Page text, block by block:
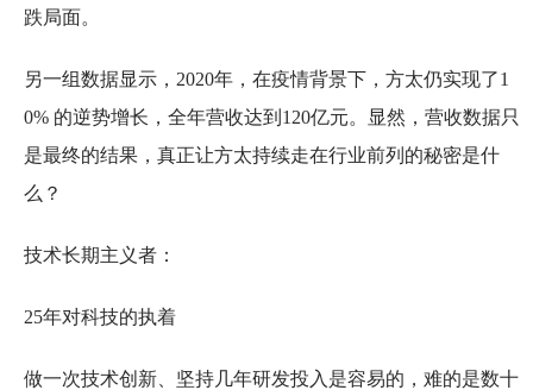
跌局面。
另一组数据显示，2020年，在疫情背景下，方太仍实现了1
0% 的逆势增长，全年营收达到120亿元。显然，营收数据只
是最终的结果，真正让方太持续走在行业前列的秘密是什
么？
技术长期主义者：
25年对科技的执着
做一次技术创新、坚持几年研发投入是容易的，难的是数十